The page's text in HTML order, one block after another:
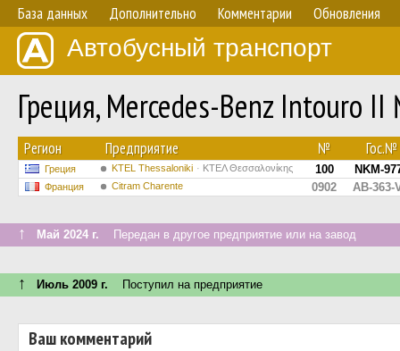
База данных Дополнительно Комментарии Обновления
Автобусный транспорт
Греция, Mercedes-Benz Intouro
Регион Предприятие № Гос.№
Греция KTEL Thessaloniki ΚΤΕΛ Θεσσαλονίκης 100 NKM-
Франция Citram Charente 0902 AB-363-
↑ Май 2024 г. Передан в другое предприятие или на завод
↑ Июль 2009 г. Поступил на предприятие
Ваш комментарий